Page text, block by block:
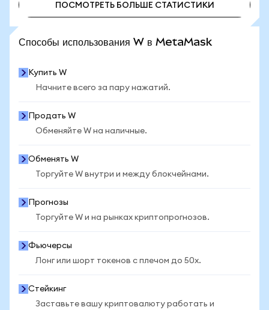
ПОСМОТРЕТЬ БОЛЬШЕ СТАТИСТИКИ
Способы использования W в MetaMask
Купить W
Начните всего за пару нажатий.
Продать W
Обменяйте W на наличные.
Обменять W
Торгуйте W внутри и между блокчейнами.
Прогнозы
Торгуйте W и на рынках криптопрогнозов.
Фьючерсы
Лонг или шорт токенов с плечом до 50x.
Стейкинг
Заставьте вашу криптовалюту работать и